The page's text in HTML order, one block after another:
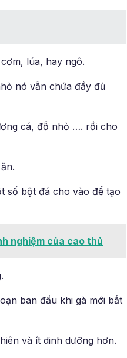
lúa, hay ngô.
nó vẫn chứa đầy đủ
cá, đỗ nhỏ …. rồi cho
số bột đá cho vào để tạo
nghiệm của cao thủ
ban đầu khi gà mới bắt
và ít dinh dưỡng hơn.